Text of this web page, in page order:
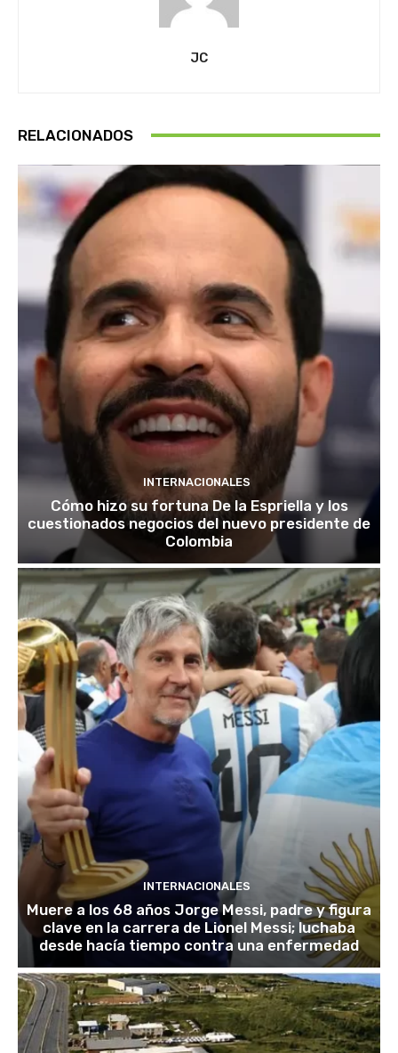
JC
RELACIONADOS
INTERNACIONALES
Cómo hizo su fortuna De la Espriella y los
cuestionados negocios del nuevo presidente de
Colombia
INTERNACIONALES
Muere a los 68 años Jorge Messi, padre y figura
clave en la carrera de Lionel Messi; luchaba
desde hacía tiempo contra una enfermedad